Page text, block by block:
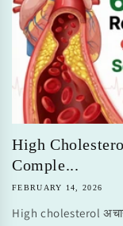
High
Comple...
FEBRUARY 14, 2026
High cholesterol